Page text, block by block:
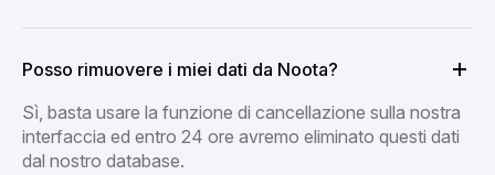
Posso rimuovere i miei dati da Noota?
Sì, basta usare la funzione di cancellazione sulla nostra
interfaccia ed entro 24 ore avremo eliminato questi dati
dal nostro database.